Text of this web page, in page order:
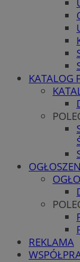
KATALOG
REKLAMA